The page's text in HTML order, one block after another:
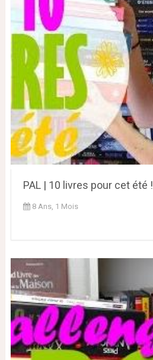
PAL | 10 livres pour cet été !
8 Ans, 1 Mois